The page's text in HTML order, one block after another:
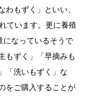
もずく」といい、
ています。更に養殖
になっているそうで
生もずく」「早摘みも
洗いもずく」 な
をご購入することが